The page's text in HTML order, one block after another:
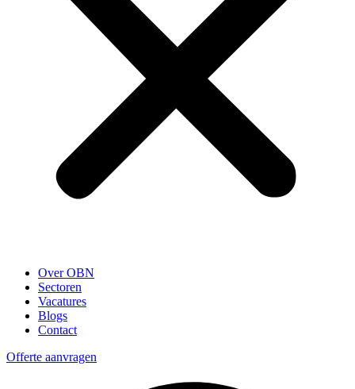
Over OBN
Sectoren
Vacatures
Blogs
Contact
Offerte aanvragen